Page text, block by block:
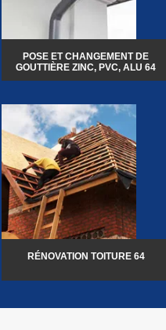
POSE ET CHANGEMENT DE
GOUTTIÈRE ZINC, PVC, ALU 64
RÉNOVATION TOITURE 64